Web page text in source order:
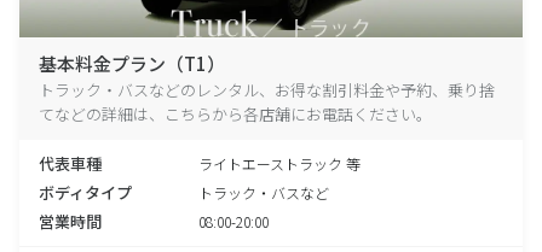
基本料金プラン（T1）
トラック・バスなどのレンタル、お得な割引料金や予約、乗り捨
てなどの詳細は、こちらから各店舗にお電話ください。
代表車種 ライトエーストラック 等
ボディタイプ トラック・バスなど
営業時間 08:00-20:00